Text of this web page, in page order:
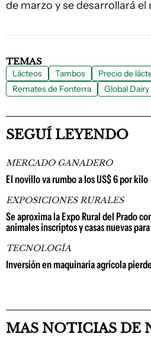
de marzo y se desarrollará el
TEMAS
Lácteos Tambos
Precio de
Remates de Fonterra
Global Dairy
SEGUÍ LEYENDO
MERCADO GANADERO
El novillo va rumbo a los US$ 6 por kilo
EXPOSICIONES RURALES
Se aproxima la Expo Rural del Prado
animales inscriptos y casas nuevas
TECNOLOGÍA
Inversión en maquinaria agrícola
MAS NOTICIAS DE